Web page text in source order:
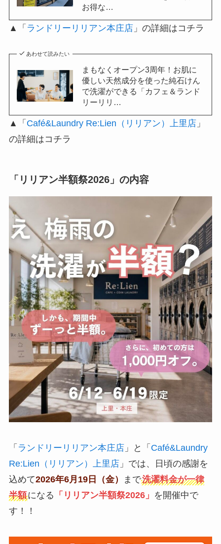
お得な…
▲「 ランドリーリリアン本庄店」の詳細はコチラ
あわせて読みたい
まもなくオープン3周年！お肌に
優しい天然成分を使った純石けん
で洗濯ができる「カフェ＆ランド
リーリリ…
▲「 Café&Laundry Re:Lien（リリアン）上里店」
の詳細はコチラ
「リリアン半額祭2026」の内容
「 ランドリーリリアン本庄店」と「 Café&Laundry
Re:Lien（リリアン）上里店」では、日頃の感謝を
込めて2026年6月19日（金） まで洗濯料金が一律
半額になる 「リリアン半額祭2026」 を開催中で
す！！